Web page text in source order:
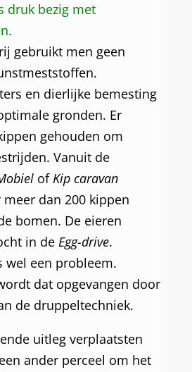
druk bezig met
gebruikt men geen
en dierlijke bemesting
gronden. Er
gehouden om
Vanuit de
ofKip caravan
dan 200 kippen
bomen. De eieren
in de Egg-drive.
wel een probleem.
dat opgevangen door
de druppeltechniek.
uitleg verplaatsten
ander perceel om het